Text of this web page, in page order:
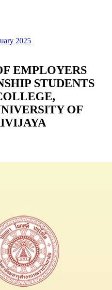
2025
EMPLOYERS
STUDENTS
OF